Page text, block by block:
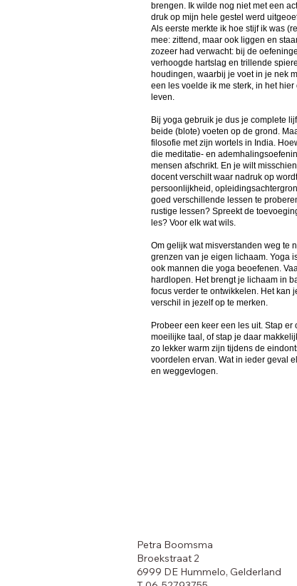
brengen. Ik wilde nog niet met een
druk op mijn hele gestel werd
Als eerste merkte ik hoe stijf ik was
mee: zittend, maar ook liggen en
zozeer had verwacht: bij de
verhoogde hartslag en trillende
houdingen, waarbij je voet in je nek
een les voelde ik me sterk, in het
leven.
Bij yoga gebruik je dus je complete
beide (blote) voeten op de grond.
filosofie met zijn wortels in India.
die meditatie- en
mensen afschrikt. En je wilt
docent verschilt waar nadruk op
persoonlijkheid,
goed verschillende lessen te
rustige lessen? Spreekt de
les? Voor elk wat wils.
Om gelijk wat misverstanden weg te
grenzen van je eigen lichaam. Yoga
ook mannen die yoga beoefenen.
hardlopen. Het brengt je lichaam in
focus verder te ontwikkelen. Het kan
verschil in jezelf op te merken.
Probeer een keer een les uit. Stap
moeilijke taal, of stap je daar
zo lekker warm zijn tijdens de
voordelen ervan. Wat in ieder geval
en weggevlogen.
Petra Boomsma
Broekstraat 2
6999 DE Hummelo, Gelderland